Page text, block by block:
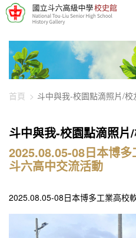
448-3290
首頁 斗中與我-校園點滴照片/校
斗中與我-校園點滴照片
2025.08.05-08日本博
斗六高中交流活動
2025.08.05-08日本博多工業高校